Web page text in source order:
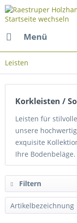
Menü
Leisten
Korkleisten /
Leisten für
unsere
exquisite
Ihre
Filtern